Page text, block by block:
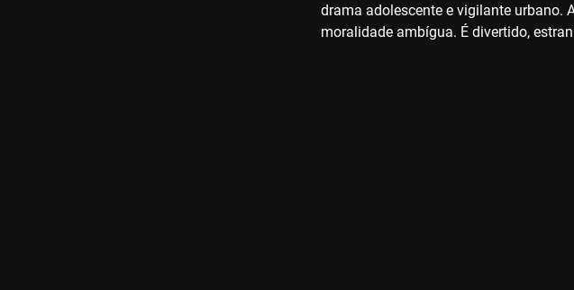
drama adolescente e vigilante urbano.
moralidade ambígua. É divertido,